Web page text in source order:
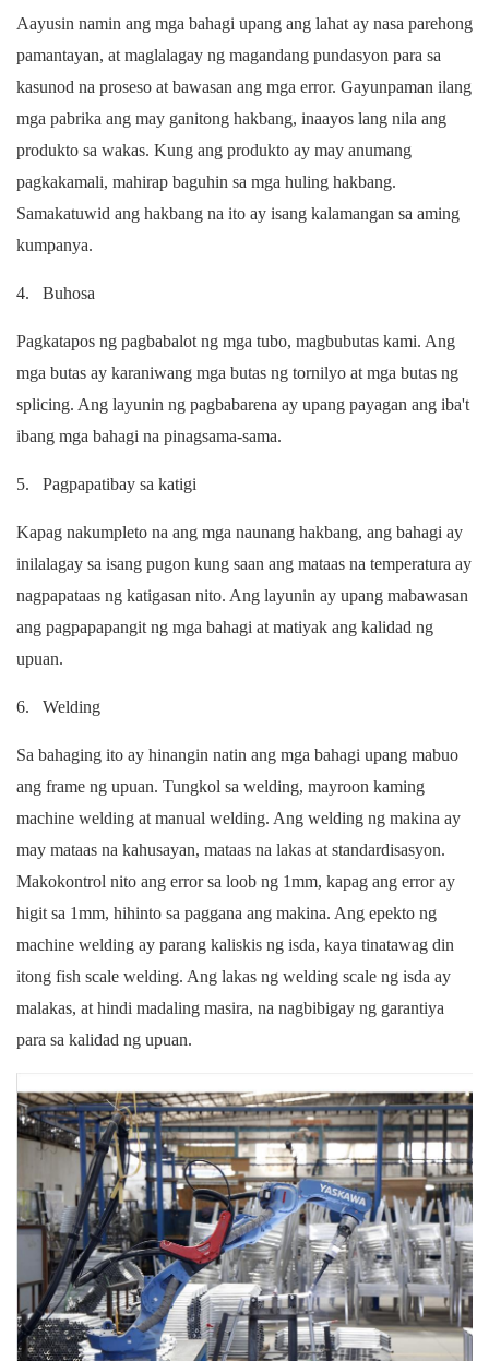
Aayusin namin ang mga bahagi upang ang lahat ay nasa parehong
pamantayan, at maglalagay ng magandang pundasyon para sa
kasunod na proseso at bawasan ang mga error. Gayunpaman ilang
mga pabrika ang may ganitong hakbang, inaayos lang nila ang
produkto sa wakas. Kung ang produkto ay may anumang
pagkakamali, mahirap baguhin sa mga huling hakbang.
Samakatuwid ang hakbang na ito ay isang kalamangan sa aming
kumpanya.
4. Buhosa
Pagkatapos ng pagbabalot ng mga tubo, magbubutas kami. Ang
mga butas ay karaniwang mga butas ng tornilyo at mga butas ng
splicing. Ang layunin ng pagbabarena ay upang payagan ang iba't
ibang mga bahagi na pinagsama-sama.
5. Pagpapatibay sa katigi
Kapag nakumpleto na ang mga naunang hakbang, ang bahagi ay
inilalagay sa isang pugon kung saan ang mataas na temperatura ay
nagpapataas ng katigasan nito. Ang layunin ay upang mabawasan
ang pagpapapangit ng mga bahagi at matiyak ang kalidad ng
upuan.
6. Welding
Sa bahaging ito ay hinangin natin ang mga bahagi upang mabuo
ang frame ng upuan. Tungkol sa welding, mayroon kaming
machine welding at manual welding. Ang welding ng makina ay
may mataas na kahusayan, mataas na lakas at standardisasyon.
Makokontrol nito ang error sa loob ng 1mm, kapag ang error ay
higit sa 1mm, hihinto sa paggana ang makina. Ang epekto ng
machine welding ay parang kaliskis ng isda, kaya tinatawag din
itong fish scale welding. Ang lakas ng welding scale ng isda ay
malakas, at hindi madaling masira, na nagbibigay ng garantiya
para sa kalidad ng upuan.